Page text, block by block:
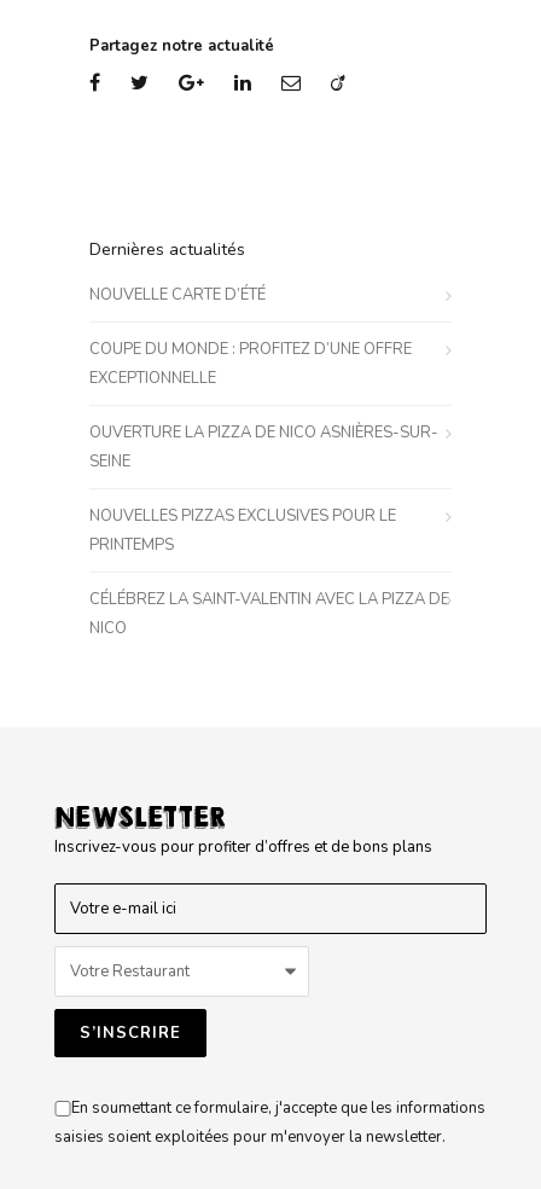
Partagez notre actualité
Dernières actualités
NOUVELLE CARTE D’ÉTÉ
COUPE DU MONDE : PROFITEZ D’UNE OFFRE
EXCEPTIONNELLE
OUVERTURE LA PIZZA DE NICO ASNIÈRES-SUR-
SEINE
NOUVELLES PIZZAS EXCLUSIVES POUR LE
PRINTEMPS
CÉLÉBREZ LA SAINT-VALENTIN AVEC LA PIZZA DE
NICO
NEWSLETTER
Inscrivez-vous pour profiter d’offres et de bons plans
En soumettant ce formulaire, j'accepte que les informations
saisies soient exploitées pour m'envoyer la newsletter.